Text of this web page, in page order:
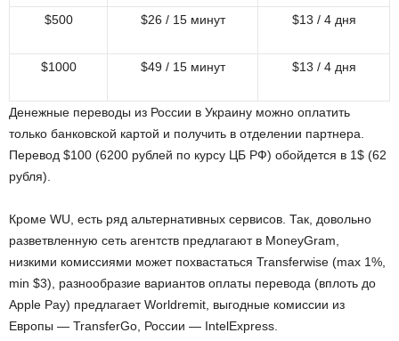
$500 $26 / 15 минут $13 / 4 дня
$1000 $49/ 15 минут $13 / 4 дня
Денежные переводы из России в Украину можно оплатить
только банковской картой и получить в отделении партнера.
Перевод $100 (6200 рублей по курсу ЦБ РФ) обойдется в 1$ (62
рубля).
Кроме WU, есть ряд альтернативных сервисов. Так, довольно
разветвленную сеть агентств предлагают в MoneyGram,
низкими комиссиями может похвастаться Transferwise (max 1%,
min $3), разнообразие вариантов оплаты перевода (вплоть до
Apple Pay) предлагает Worldremit, выгодные комиссии из
Европы — TransferGo, России — IntelExpress.